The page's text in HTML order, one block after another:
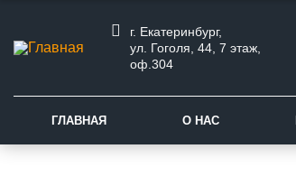
г. Екатеринбург,
ул. Гоголя, 44, 7 этаж,
оф.304
ГЛАВНАЯ О НАС